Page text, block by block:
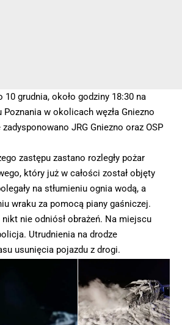
10 grudnia, około godziny 18:30 na
Poznania w okolicach węzła Gniezno
JRG Gniezno oraz OSP
zastępu zastano rozległy pożar
który już w całości został objęty
na stłumieniu ognia wodą, a
wraku za pomocą piany gaśniczej.
nie odniósł obrażeń. Na miejscu
Utrudnienia na drodze
usunięcia pojazdu z drogi.